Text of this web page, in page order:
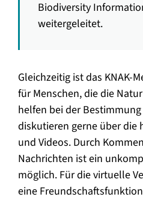
Biodiversity
weitergeleitet.
Gleichzeitig ist das KNAK-
für Menschen, die die
helfen bei der
diskutieren gerne über die
und Videos. Durch
Nachrichten ist ein
möglich. Für die virtuelle
eine